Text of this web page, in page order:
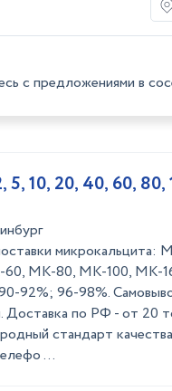
с предложениями в
10, 20, 40, 60, 80,
МК-80, МК-100, МК-
92%; 96-98%.
Доставка по РФ - от 20
стандарт
...